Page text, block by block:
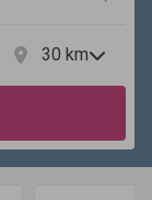
30 km